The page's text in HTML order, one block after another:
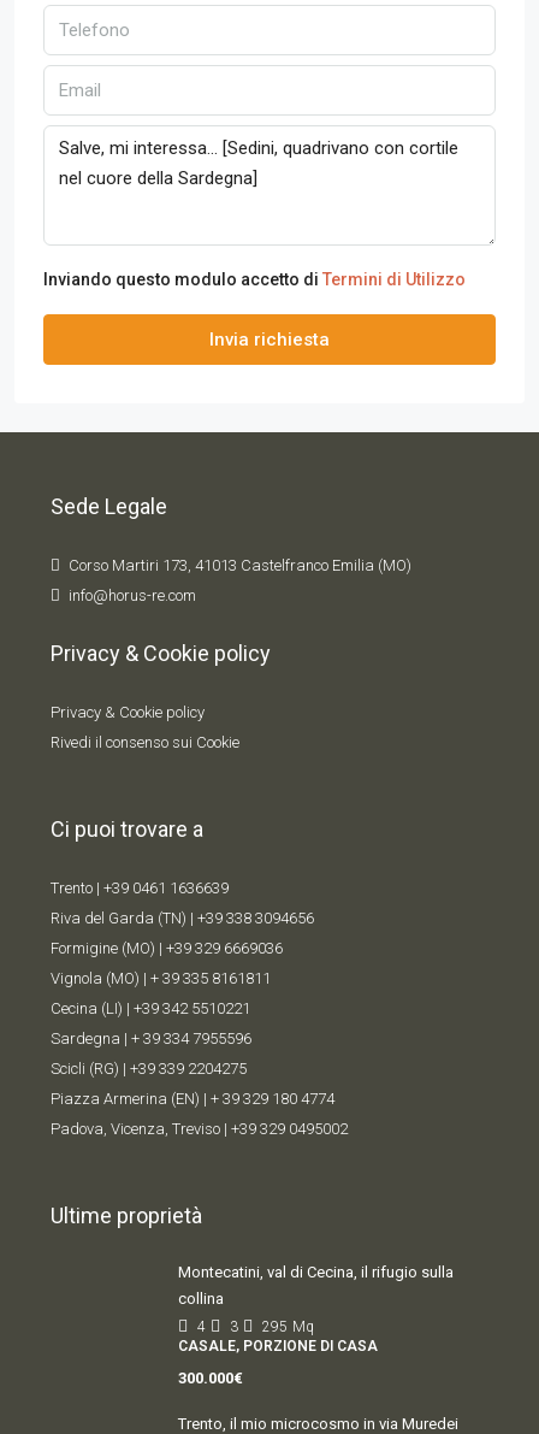
Inviando questo modulo accetto di Termini di Utilizzo
Invia richiesta
Sede Legale
Corso Martiri 173, 41013 Castelfranco Emilia (MO)
info@horus-re.com
Privacy & Cookie policy
Privacy & Cookie policy
Rivedi il consenso sui Cookie
Ci puoi trovare a
Trento | +39 0461 1636639
Riva del Garda (TN) | +39 338 3094656
Formigine (MO) | +39 329 6669036
Vignola (MO) | + 39 335 8161811
Cecina (LI) | +39 342 5510221
Sardegna | + 39 334 7955596
Scicli (RG) | +39 339 2204275
Piazza Armerina (EN) | + 39 329 180 4774
Padova, Vicenza, Treviso | +39 329 0495002
Ultime proprietà
Montecatini, val di Cecina, il rifugio sulla
collina
4 3 295 Mq
CASALE, PORZIONE DI CASA
300.000€
Trento, il mio microcosmo in via Muredei